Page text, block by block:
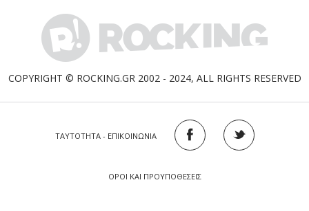
COPYRIGHT © ROCKING.GR 2002 - 2024, ALL RIGHTS RESERVED
ΤΑΥΤΟΤΗΤΑ - ΕΠΙΚΟΙΝΩΝΙΑ
ΟΡΟΙ ΚΑΙ ΠΡΟΥΠΟΘΕΣΕΙΣ